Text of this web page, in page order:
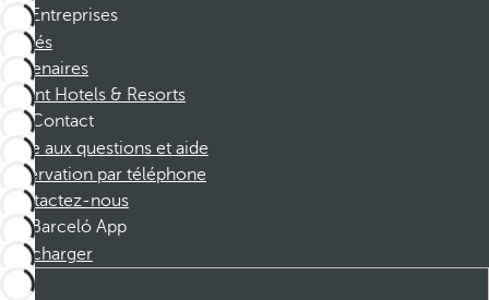
Entreprises
Affiliés
Partenaires
Dorint Hotels & Resorts
Contact
Foire aux questions et aide
Réservation par téléphone
Contactez-nous
Barceló App
Télécharger